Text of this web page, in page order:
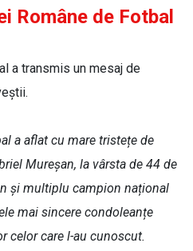
Române de Fotbal
a transmis un mesaj de
a aflat cu mare tristețe de
Mureșan, la vârsta de 44 de
și multiplu campion național
mai sincere condoleanțe
celor care l-au cunoscut.